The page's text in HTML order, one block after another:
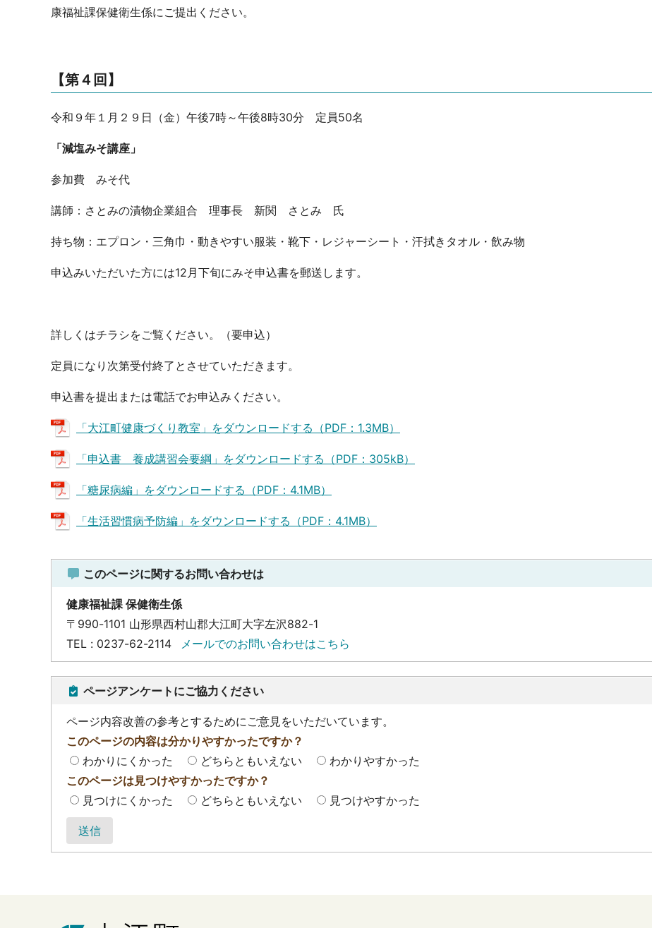
康福祉課保健衛生係にご提出ください。
【第４回】
令和９年１月２９日（金）午後7時～午後8時30分 定員50名
「減塩みそ講座」
参加費 みそ代
講師：さとみの漬物企業組合 理事長 新関 さとみ 氏
持ち物：エプロン・三角巾・動きやすい服装・靴下・レジャーシート・汗拭きタオル・飲み物
申込みいただいた方には12月下旬にみそ申込書を郵送します。
詳しくはチラシをご覧ください。（要申込）
定員になり次第受付終了とさせていただきます。
申込書を提出または電話でお申込みください。
「大江町健康づくり教室」をダウンロードする（PDF：1.3MB）
「申込書 養成講習会要綱」をダウンロードする（PDF：305kB）
「糖尿病編」をダウンロードする（PDF：4.1MB）
「生活習慣病予防編」をダウンロードする（PDF：4.1MB）
このページに関するお問い合わせは
健康福祉課 保健衛生係
〒990-1101 山形県西村山郡大江町大字左沢882-1
TEL : 0237-62-2114
メールでのお問い合わせはこちら
ページアンケートにご協力ください
ページ内容改善の参考とするためにご意見をいただいています。
このページの内容は分かりやすかったですか？
わかりにくかった
どちらともいえない
わかりやすかった
このページは見つけやすかったですか？
見つけにくかった
どちらともいえない 見つけやすかった
送信